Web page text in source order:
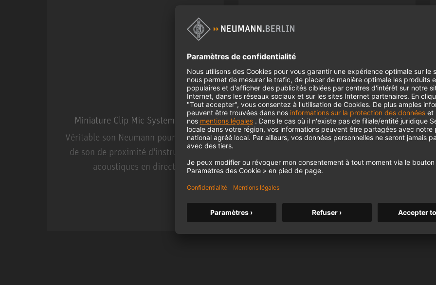
Miniature Clip Mic System MCM
Véritable son Neumann pour la prise
de son de proximité d'instruments
acoustiques en direct.
Miniature Clip Mic System MCM
KH 120 II
Le célèbre moniteur de studio de
des basses plus profondes, une
KH 120 II